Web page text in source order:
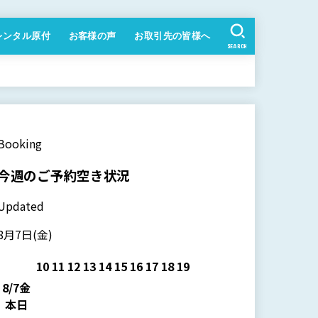
ンタル原付 お客様の声 お取引先の皆様へ
SEARCH